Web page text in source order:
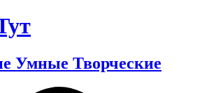
Умные Творческие